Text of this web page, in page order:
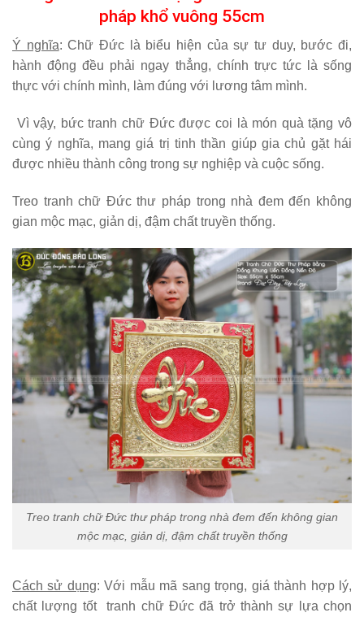
pháp khổ vuông 55cm
Ý nghĩa: Chữ Đức là biểu hiện của sự tư duy, bước đi,
hành động đều phải ngay thẳng, chính trực tức là sống
thực với chính mình, làm đúng với lương tâm mình.
Vì vậy, bức tranh chữ Đức được coi là món quà tặng vô
cùng ý nghĩa, mang giá trị tinh thần giúp gia chủ gặt hái
được nhiều thành công trong sự nghiệp và cuộc sống.
Treo tranh chữ Đức thư pháp trong nhà đem đến không
gian mộc mạc, giản dị, đậm chất truyền thống.
Treo tranh chữ Đức thư pháp trong nhà đem đến không gian
mộc mạc, giản dị, đậm chất truyền thống
Cách sử dụng: Với mẫu mã sang trọng, giá thành hợp lý,
chất lượng tốt tranh chữ Đức đã trở thành sự lựa chọn